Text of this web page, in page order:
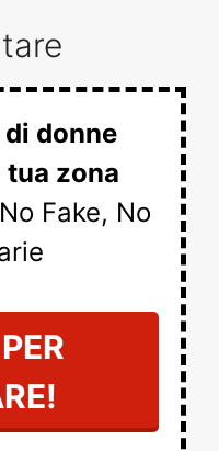
donne
zona
Fake, No